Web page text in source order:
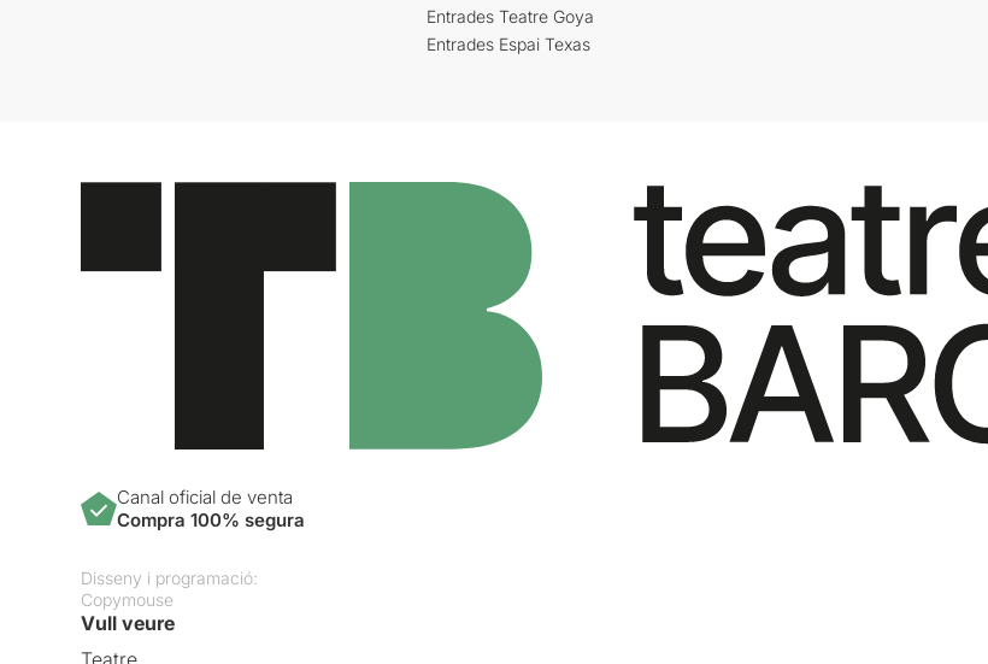
Entrades Teatre Goya
Entrades Espai Texas
Canal oficial de venta
Compra 100% segura
Disseny i programació:
Copymouse
Vull veure
Teatre